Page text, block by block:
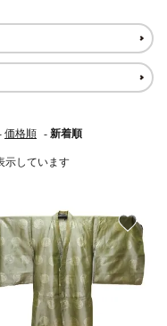
作務衣
金物
価格順 - 新着順
示しています
favorite